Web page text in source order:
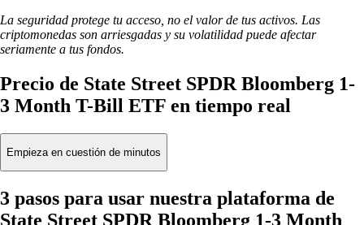
La seguridad protege tu acceso, no el valor de tus activos. Las
criptomonedas son arriesgadas y su volatilidad puede afectar
seriamente a tus fondos.
Precio de State Street SPDR Bloomberg 1-
3 Month T-Bill ETF en tiempo real
Empieza en cuestión de minutos
3 pasos para usar nuestra plataforma de
State Street SPDR Bloomberg 1-3 Month